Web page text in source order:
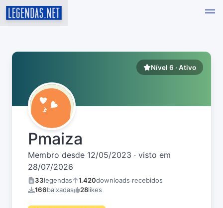
Nível 6 · Ativo
Pmaiza
Membro desde 12/05/2023 · visto em
28/07/2026
33legendas 1.420downloads recebidos
166baixadas 28likes